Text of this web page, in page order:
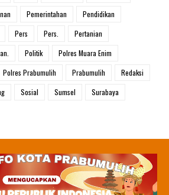
Pemerintahan
Pendidikan
Pers Pers.
Pertanian
Politik
Polres Muara Enim
Polres Prabumulih Prabumulih
Redaksi
Sosial Sumsel
Surabaya